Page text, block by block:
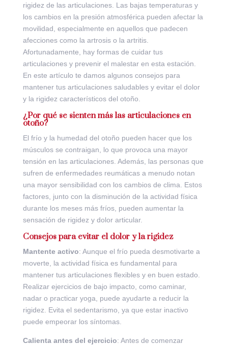
rigidez de las articulaciones. Las bajas temperaturas y
los cambios en la presión atmosférica pueden afectar la
movilidad, especialmente en aquellos que padecen
afecciones como la artrosis o la artritis.
Afortunadamente, hay formas de cuidar tus
articulaciones y prevenir el malestar en esta estación.
En este artículo te damos algunos consejos para
mantener tus articulaciones saludables y evitar el dolor
y la rigidez característicos del otoño.
¿Por qué se sienten más las articulaciones en
otoño?
El frío y la humedad del otoño pueden hacer que los
músculos se contraigan, lo que provoca una mayor
tensión en las articulaciones. Además, las personas que
sufren de enfermedades reumáticas a menudo notan
una mayor sensibilidad con los cambios de clima. Estos
factores, junto con la disminución de la actividad física
durante los meses más fríos, pueden aumentar la
sensación de rigidez y dolor articular.
Consejos para evitar el dolor y la rigidez
Mantente activo: Aunque el frío pueda desmotivarte a
moverte, la actividad física es fundamental para
mantener tus articulaciones flexibles y en buen estado.
Realizar ejercicios de bajo impacto, como caminar,
nadar o practicar yoga, puede ayudarte a reducir la
rigidez. Evita el sedentarismo, ya que estar inactivo
puede empeorar los síntomas.
Calienta antes del ejercicio: Antes de comenzar